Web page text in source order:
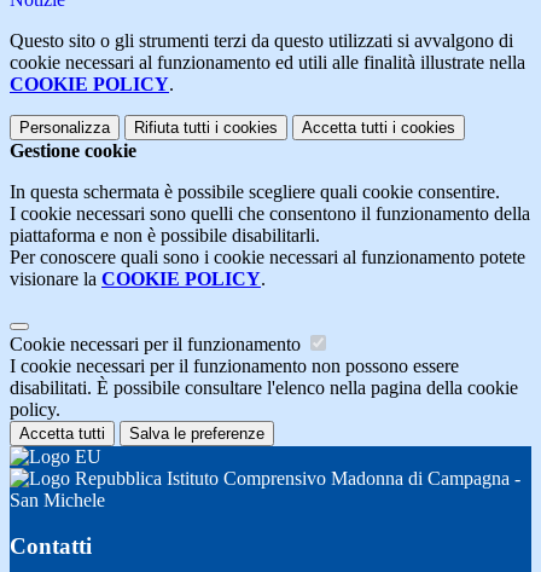
Questo sito o gli strumenti terzi da questo utilizzati si avvalgono di
cookie necessari al funzionamento ed utili alle finalità illustrate nella
COOKIE POLICY.
Personalizza Rifiuta tutti i cookies Accetta tutti i cookies
Gestione cookie
In questa schermata è possibile scegliere quali cookie consentire.
I cookie necessari sono quelli che consentono il funzionamento della
piattaforma e non è possibile disabilitarli.
Per conoscere quali sono i cookie necessari al funzionamento potete
visionare la COOKIE POLICY.
Cookie necessari per il funzionamento
I cookie necessari per il funzionamento non possono essere
disabilitati. È possibile consultare l'elenco nella pagina della cookie
policy.
Accetta tutti Salva le preferenze
Istituto Comprensivo Madonna di Campagna -
San Michele
Contatti